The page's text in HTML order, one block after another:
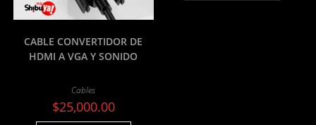
CABLE CONVERTIDOR DE
HDMI A VGA Y SONIDO
Cables
$25,000.00